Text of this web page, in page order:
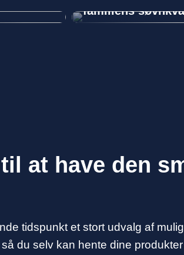
familiens
at have den
tidspunkt et stort udvalg af
du selv kan hente dine